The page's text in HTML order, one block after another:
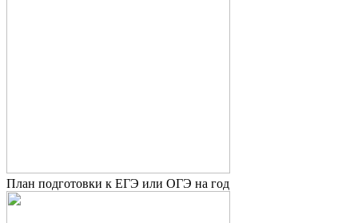
План подготовки к ЕГЭ или ОГЭ на год